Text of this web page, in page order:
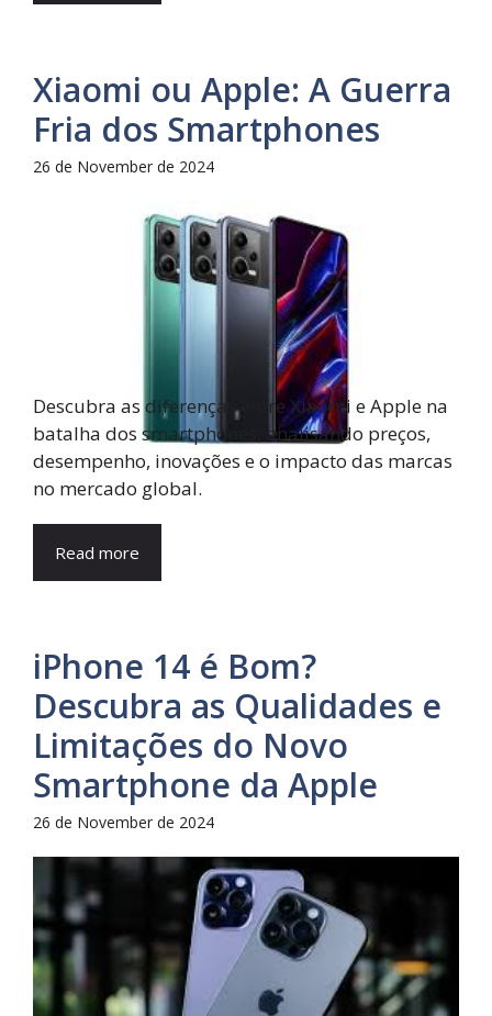
Xiaomi ou Apple: A Guerra
Fria dos Smartphones
26 de November de 2024
Descubra as diferenças entre Xiaomi e Apple na
batalha dos smartphones, analisando preços,
desempenho, inovações e o impacto das marcas
no mercado global.
Read more
iPhone 14 é Bom?
Descubra as Qualidades e
Limitações do Novo
Smartphone da Apple
26 de November de 2024